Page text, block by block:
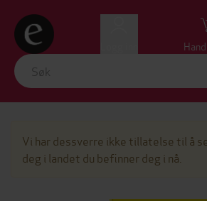
Vi har dessverre ikke tillatelse til å
deg i landet du befinner deg i nå.